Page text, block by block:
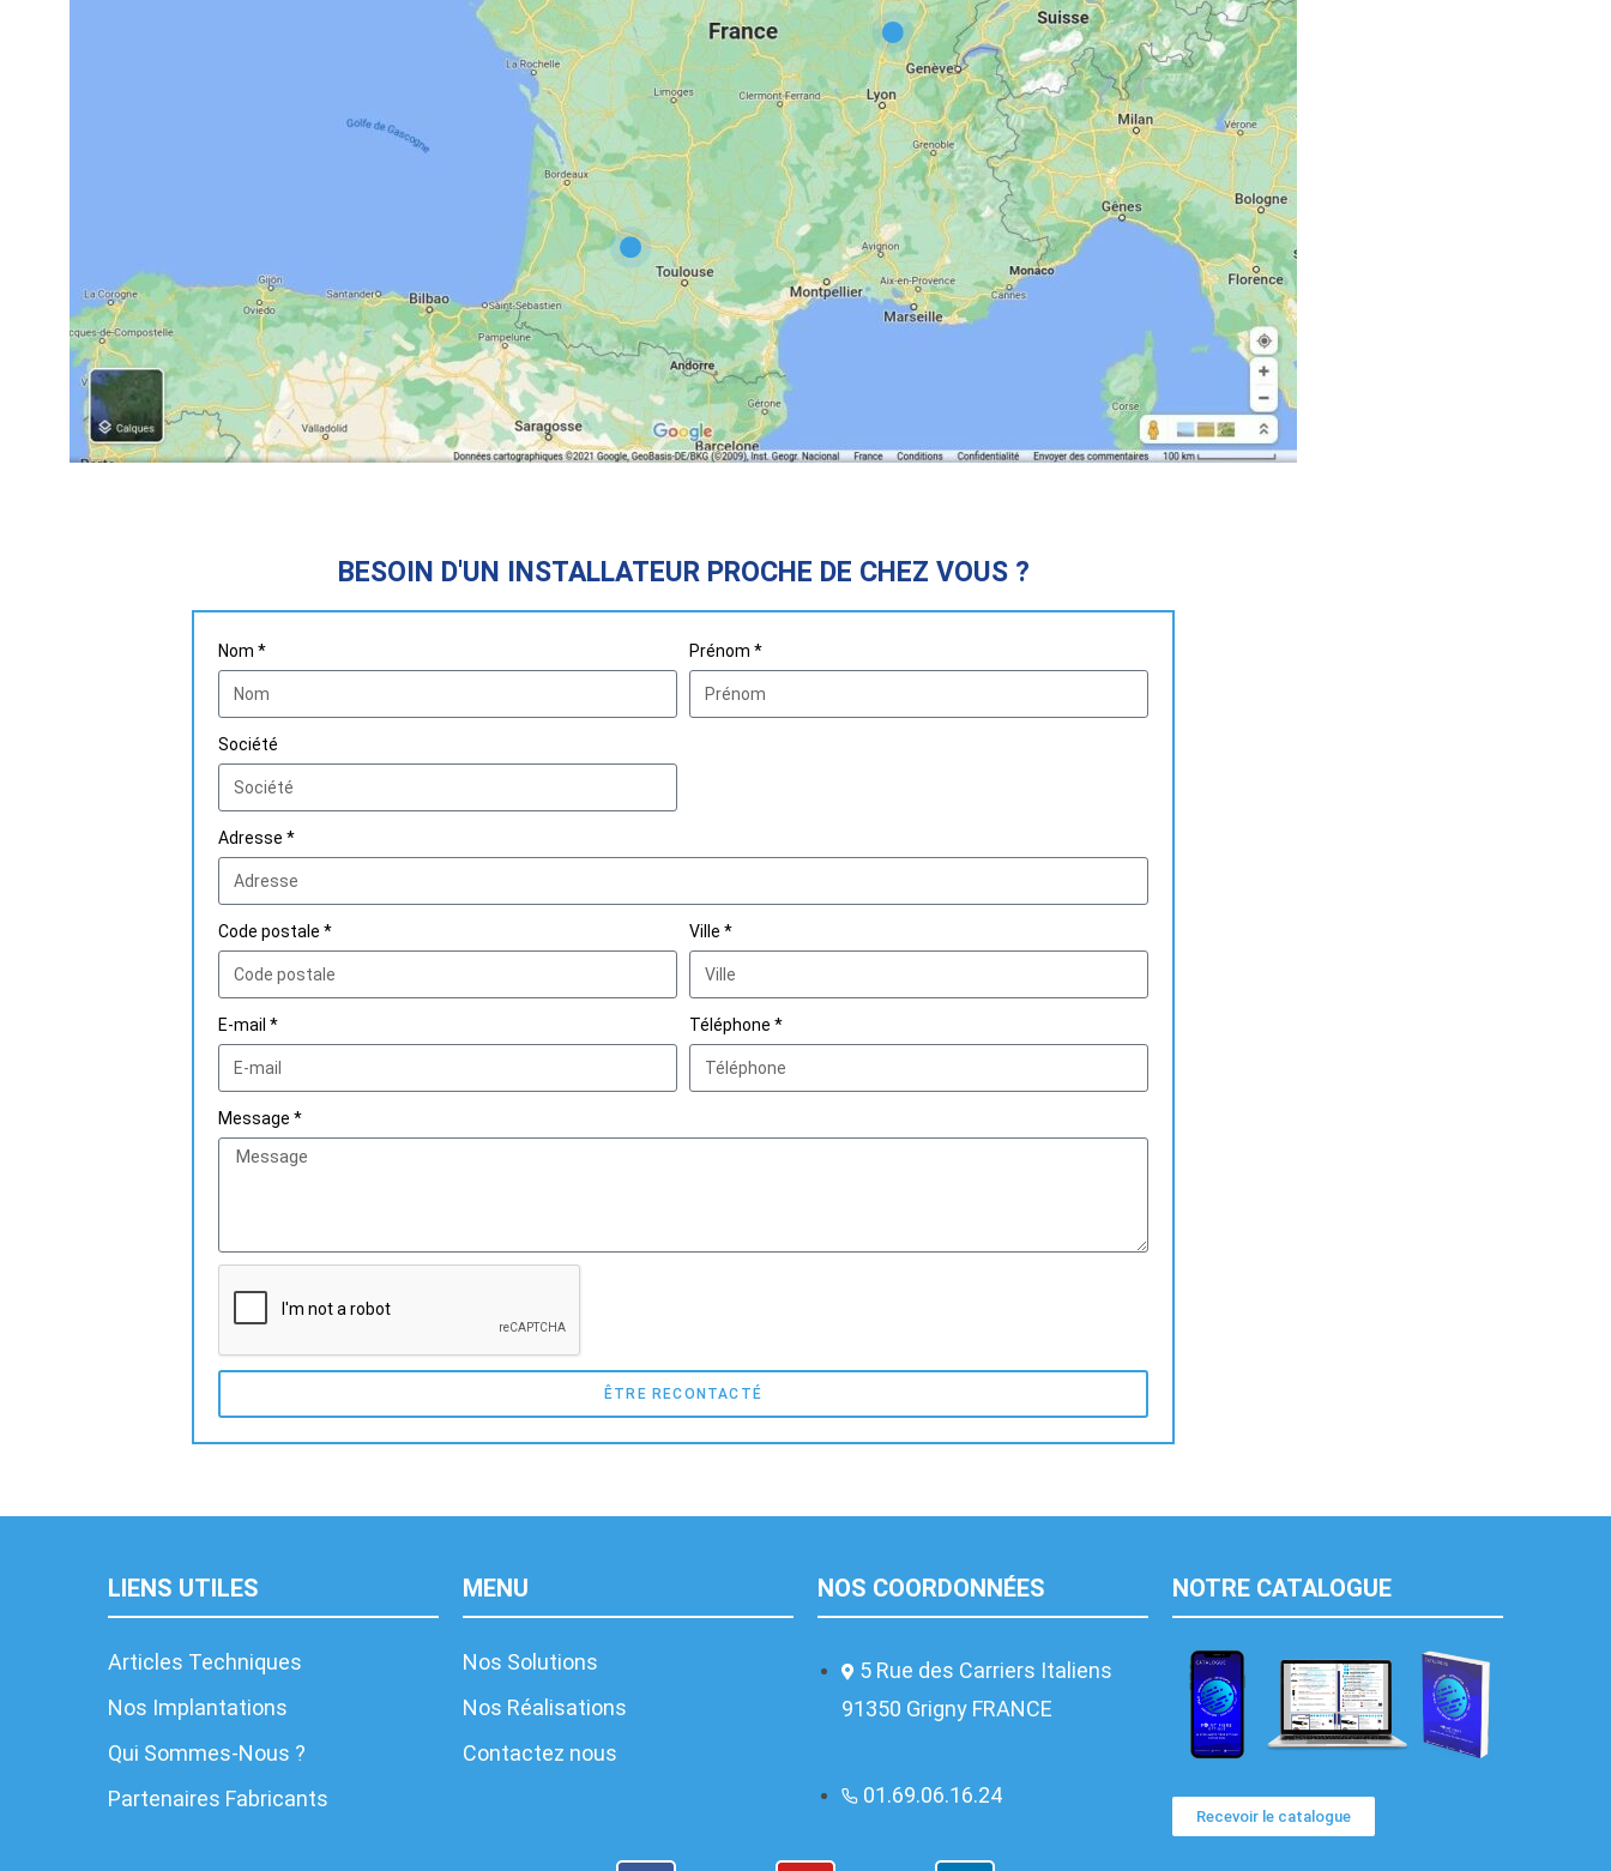
BESOIN D'UN INSTALLATEUR PROCHE DE CHEZ VOUS ?
Nom * Prénom *
Société
Adresse *
Code postale * Ville *
E-mail * Téléphone *
Message *
ÊTRE RECONTACTÉ
LIENS UTILES
Articles Techniques
Nos Implantations
Qui Sommes-Nous ?
Partenaires Fabricants
MENU
Nos Solutions
Nos Réalisations
Contactez nous
NOS COORDONNÉES
5 Rue des Carriers Italiens
91350 Grigny FRANCE
01.69.06.16.24
NOTRE CATALOGUE
Recevoir le catalogue